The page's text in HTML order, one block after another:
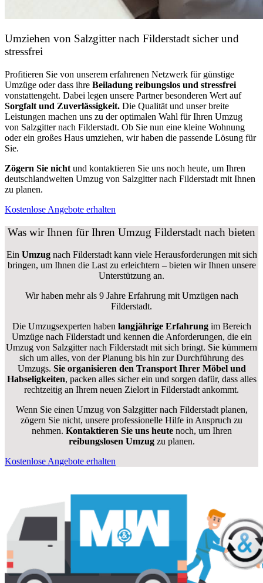
Umziehen von Salzgitter nach Filderstadt sicher und
stressfrei
Profitieren Sie von unserem erfahrenen Netzwerk für günstige
Umzüge oder dass ihre Beiladung reibungslos und stressfrei
vonstattengeht. Dabei legen unsere Partner besonderen Wert auf
Sorgfalt und Zuverlässigkeit. Die Qualität und unser breite
Leistungen machen uns zu der optimalen Wahl für Ihren Umzug
von Salzgitter nach Filderstadt. Ob Sie nun eine kleine Wohnung
oder ein großes Haus umziehen, wir haben die passende Lösung für
Sie.
Zögern Sie nicht und kontaktieren Sie uns noch heute, um Ihren
deutschlandweiten Umzug von Salzgitter nach Filderstadt mit Ihnen
zu planen.
Kostenlose Angebote erhalten
Was wir Ihnen für Ihren Umzug Filderstadt nach bieten
Ein Umzugnach Filderstadt kann viele Herausforderungen mit sich
bringen, um Ihnen die Last zu erleichtern – bieten wir Ihnen unsere
Unterstützung an.
Wir haben mehr als 9 Jahre Erfahrung mit Umzügen nach
Filderstadt.
Die Umzugsexperten haben langjährige Erfahrungim Bereich
Umzüge nach Filderstadt und kennen die Anforderungen, die ein
Umzug von Salzgitter nach Filderstadt mit sich bringt. Sie kümmern
sich um alles, von der Planung bis hin zur Durchführung des
Umzugs. Sie organisieren den Transport Ihrer Möbel und
Habseligkeiten, packen alles sicher ein und sorgen dafür, dass alles
rechtzeitig an Ihrem neuen Zielort in Filderstadt ankommt.
Wenn Sie einen Umzug von Salzgitter nach Filderstadt planen,
zögern Sie nicht, unsere professionelle Hilfe in Anspruch zu
nehmen. Kontaktieren Sie uns heutenoch, um Ihren
reibungslosen Umzugzu planen.
Kostenlose Angebote erhalten